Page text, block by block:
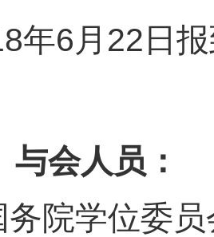
6月22日
会人员：
学位委员